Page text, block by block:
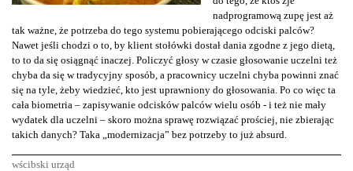
nadprogramową zupę jest aż
tak ważne, że potrzeba do tego systemu pobierającego odciski palców?
Nawet jeśli chodzi o to, by klient stołówki dostał dania zgodne z jego dietą,
to to da się osiągnąć inaczej. Policzyć głosy w czasie głosowanie uczelni też
chyba da się w tradycyjny sposób, a pracownicy uczelni chyba powinni znać
się na tyle, żeby wiedzieć, kto jest uprawniony do głosowania. Po co więc ta
cała biometria – zapisywanie odcisków palców wielu osób - i też nie mały
wydatek dla uczelni – skoro można sprawę rozwiązać prościej, nie zbierając
takich danych? Taka „modernizacja” bez potrzeby to już absurd.
wścibski urząd